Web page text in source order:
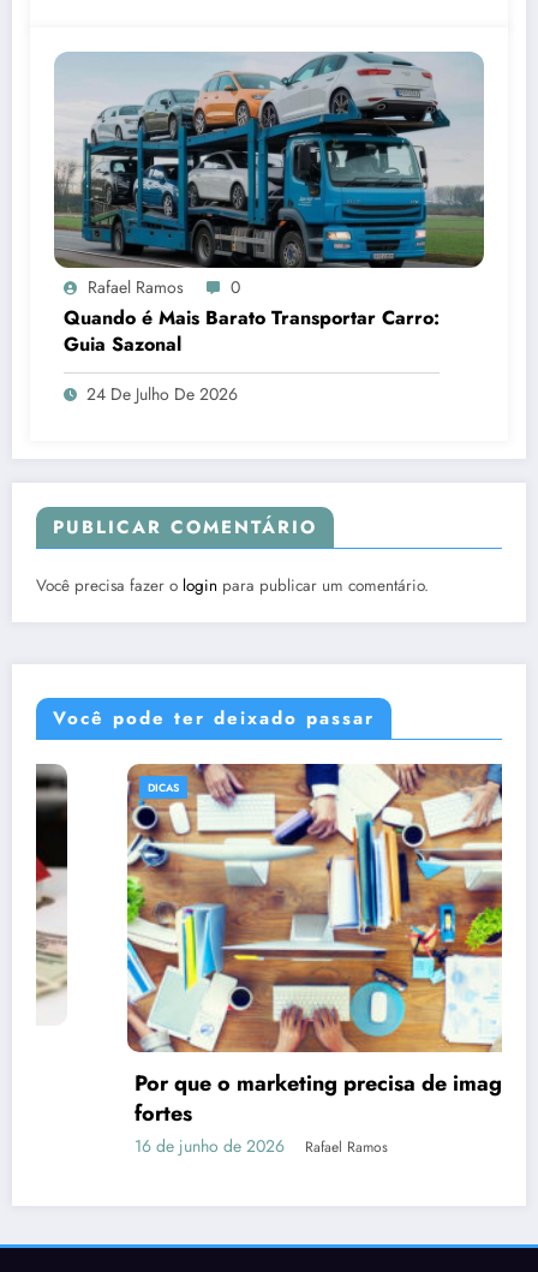
Rafael Ramos 0
Quando é Mais Barato Transportar Carro:
Guia Sazonal
24 De Julho De 2026
PUBLICAR COMENTÁRIO
Você precisa fazer o login para publicar um comentário.
Você pode ter deixado passar
DICAS
Por que o marketing precisa de imagens
16 de junho de 2026 Rafael Ramos